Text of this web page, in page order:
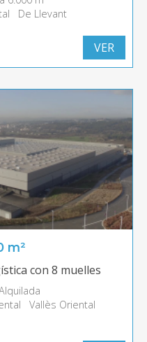
De Llevant
VER
m²
con 8 muelles
Vallès Oriental